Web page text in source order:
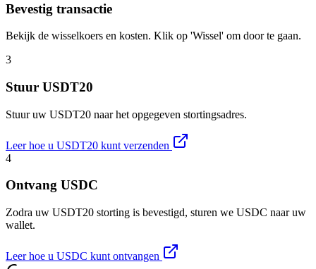
Bevestig transactie
Bekijk de wisselkoers en kosten. Klik op 'Wissel' om door te gaan.
3
Stuur USDT20
Stuur uw USDT20 naar het opgegeven stortingsadres.
Leer hoe u USDT20 kunt verzenden
4
Ontvang USDC
Zodra uw USDT20 storting is bevestigd, sturen we USDC naar uw
wallet.
Leer hoe u USDC kunt ontvangen